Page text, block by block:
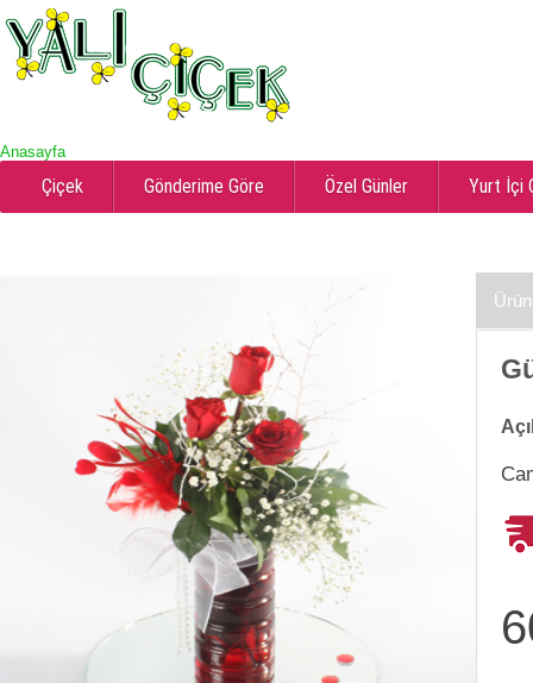
Anasayfa
Çiçek Gönderime Göre Özel Günler Yurt İçi